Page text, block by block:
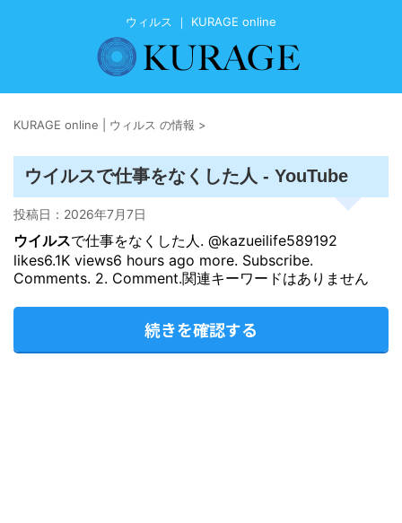
ウィルス ｜ KURAGE online
KURAGE online | ウィルス の情報 >
ウイルスで仕事をなくした人 - YouTube
投稿日： 2026年7月7日
ウイルスで仕事をなくした人. @kazueilife589192
likes6.1K views6 hours ago more. Subscribe.
Comments. 2. Comment.関連キーワードはありません
続きを確認する